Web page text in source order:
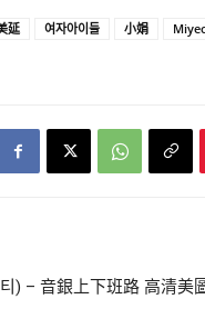
延 여자아이들 小娟
) – 音銀上下班路 高清美